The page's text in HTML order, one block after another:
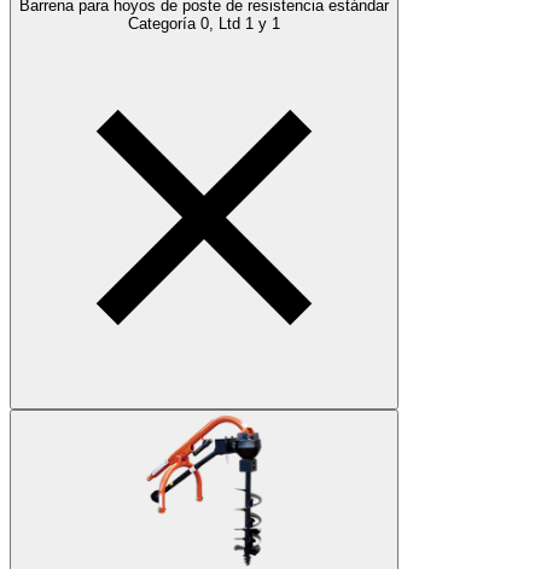
Barrena para hoyos de poste de resistencia estándar
Categoría 0, Ltd 1 y 1